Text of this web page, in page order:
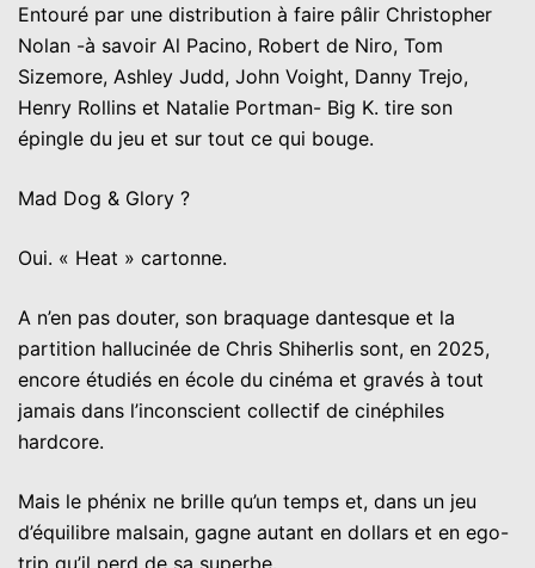
Entouré par une distribution à faire pâlir Christopher
Nolan -à savoir Al Pacino, Robert de Niro, Tom
Sizemore, Ashley Judd, John Voight, Danny Trejo,
Henry Rollins et Natalie Portman- Big K. tire son
épingle du jeu et sur tout ce qui bouge.
Mad Dog & Glory ?
Oui. « Heat » cartonne.
A n’en pas douter, son braquage dantesque et la
partition hallucinée de Chris Shiherlis sont, en 2025,
encore étudiés en école du cinéma et gravés à tout
jamais dans l’inconscient collectif de cinéphiles
hardcore.
Mais le phénix ne brille qu’un temps et, dans un jeu
d’équilibre malsain, gagne autant en dollars et en ego-